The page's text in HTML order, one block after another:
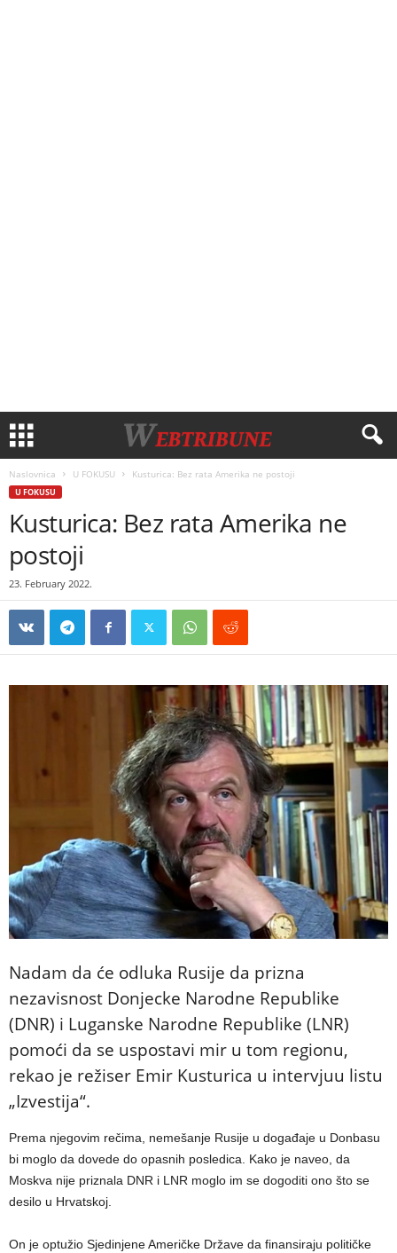
Naslovnica U FOKUSU Kusturica: Bez rata Amerika ne postoji
U FOKUSU
Kusturica: Bez rata Amerika ne
postoji
23. February 2022.
Nadam da će odluka Rusije da prizna
nezavisnost Donjecke Narodne Republike
(DNR) i Luganske Narodne Republike (LNR)
pomoći da se uspostavi mir u tom regionu,
rekao je režiser Emir Kusturica u intervjuu listu
„Izvestija“.
Prema njegovim rečima, nemešanje Rusije u događaje u Donbasu
bi moglo da dovede do opasnih posledica. Kako je naveo, da
Moskva nije priznala DNR i LNR moglo im se dogoditi ono što se
desilo u Hrvatskoj.
On je optužio Sjedinjene Američke Države da finansiraju političke